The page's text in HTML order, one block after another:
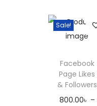
Sale!
Facebook
Page Likes
& Followers
800.00৳ –